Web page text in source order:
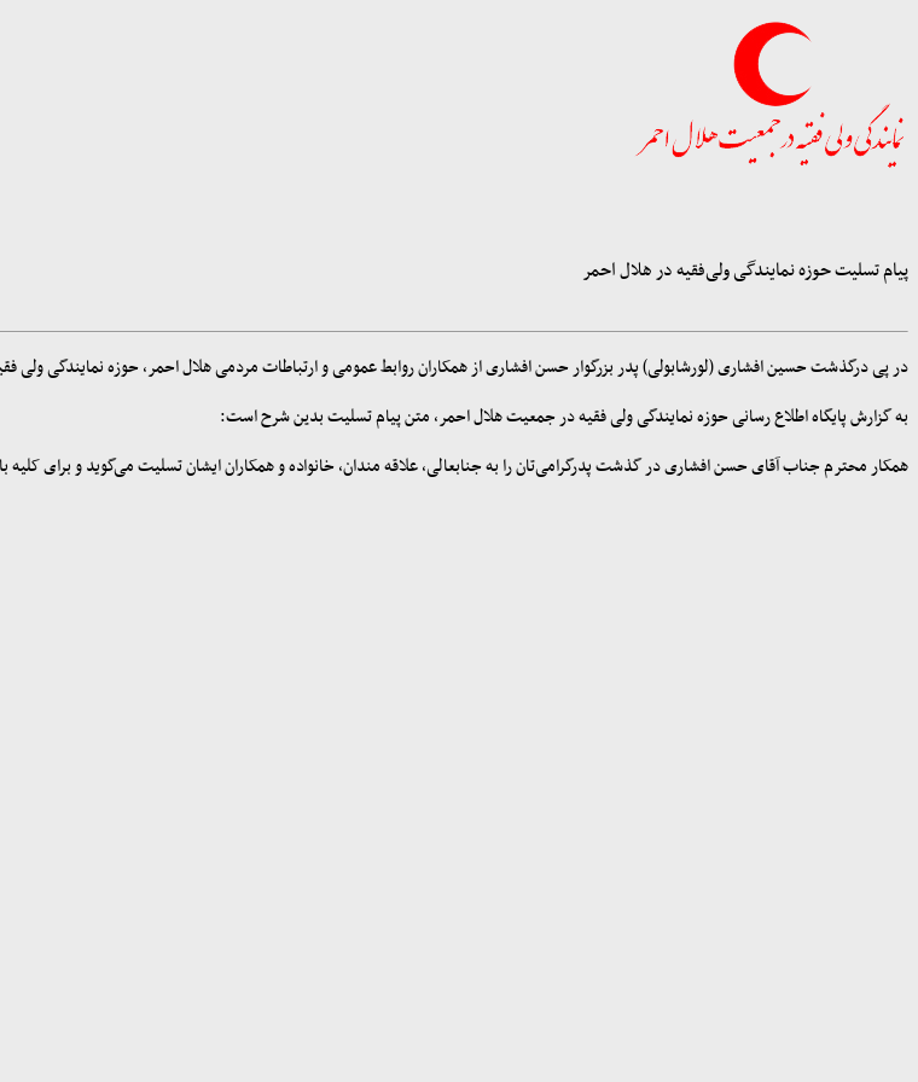
پیام تسلیت حوزه نمایندگی ولی‌فقیه در هلال احمر
در پی درگذشت حسین افشاری (لورشابولی) پدر بزرگوار حسن افشاری از همکاران روابط عمومی و ارتباطات مردمی هلال احمر، حوزه نمایندگی ولی
به گزارش پایگاه اطلاع رسانی حوزه نمایندگی ولی فقیه در جمعیت هلال احمر، متن پیام تسلیت بدین شرح است:
همکار محترم جناب آقای حسن افشاری در گذشت پدرگرامی‌تان را به جنابعالی، علاقه مندان، خانواده و همکاران ایشان تسلیت می‌گوید و برای کلیه